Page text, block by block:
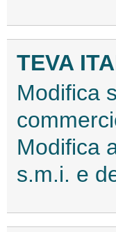
TEVA
Modifica
Modifica
s.m.i. e